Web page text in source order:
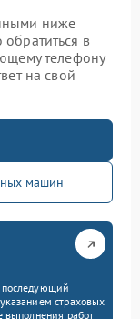
ниже
в
телефону
на свой
машин
последующий
страховых
выполнения работ